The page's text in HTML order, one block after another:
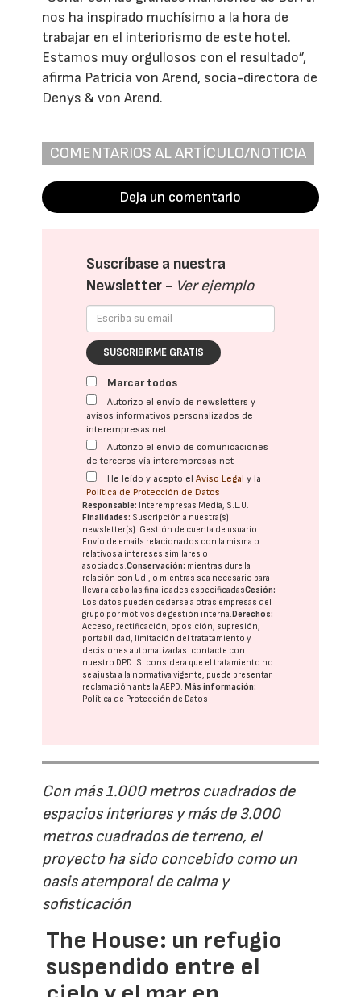
nos ha inspirado muchísimo a la hora de
trabajar en el interiorismo de este hotel.
Estamos muy orgullosos con el resultado”,
afirma Patricia von Arend, socia-directora de
Denys & von Arend.
COMENTARIOS AL ARTÍCULO/NOTICIA
Deja un comentario
Suscríbase a nuestra
Newsletter - Ver ejemplo
SUSCRIBIRME GRATIS
Marcar todos
Autorizo el envío de newsletters y
avisos informativos personalizados de
interempresas.net
Autorizo el envío de comunicaciones
de terceros vía interempresas.net
He leído y acepto elAviso Legal y la
Política de Protección de Datos
Responsable: Interempresas Media, S.L.U.
Finalidades: Suscripción a nuestra(s)
newsletter(s). Gestión de cuenta de usuario.
Envío de emails relacionados con la misma o
relativos a intereses similares o
asociados.Conservación: mientras dure la
relación con Ud., o mientras sea necesario para
llevar a cabo las finalidades especificadasCesión:
Los datos pueden cederse a otras empresas del
grupo por motivos de gestión interna.Derechos:
Acceso, rectificación, oposición, supresión,
portabilidad, limitación del tratatamiento y
decisiones automatizadas: contacte con
nuestro DPD. Si considera que el tratamiento no
se ajusta a la normativa vigente, puede presentar
reclamación ante laAEPD.Más información:
Política de Protección de Datos
Con más 1.000 metros cuadrados de
espacios interiores y más de 3.000
metros cuadrados de terreno, el
proyecto ha sido concebido como un
oasis atemporal de calma y
sofisticación
The House: un refugio
suspendido entre el